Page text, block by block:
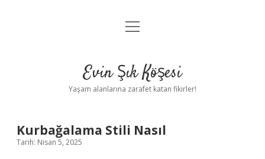
Anasayfa
Yasal Uyarı
menüyü
Evin Şık Köşesi
Yaşam alanlarına zarafet katan fikirler!
Kurbağalama Stili Nasıl
Tarih: Nisan 5, 2025